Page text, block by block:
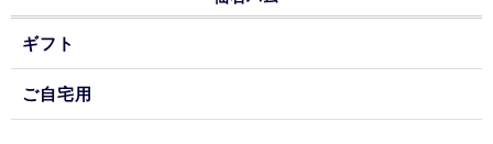
ギフト
ご自宅用